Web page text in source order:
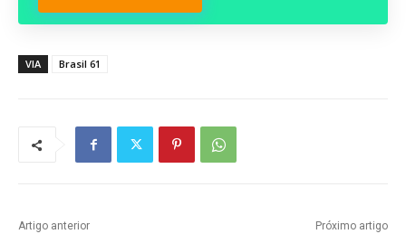
VIA Brasil 61
Artigo anterior Próximo artigo